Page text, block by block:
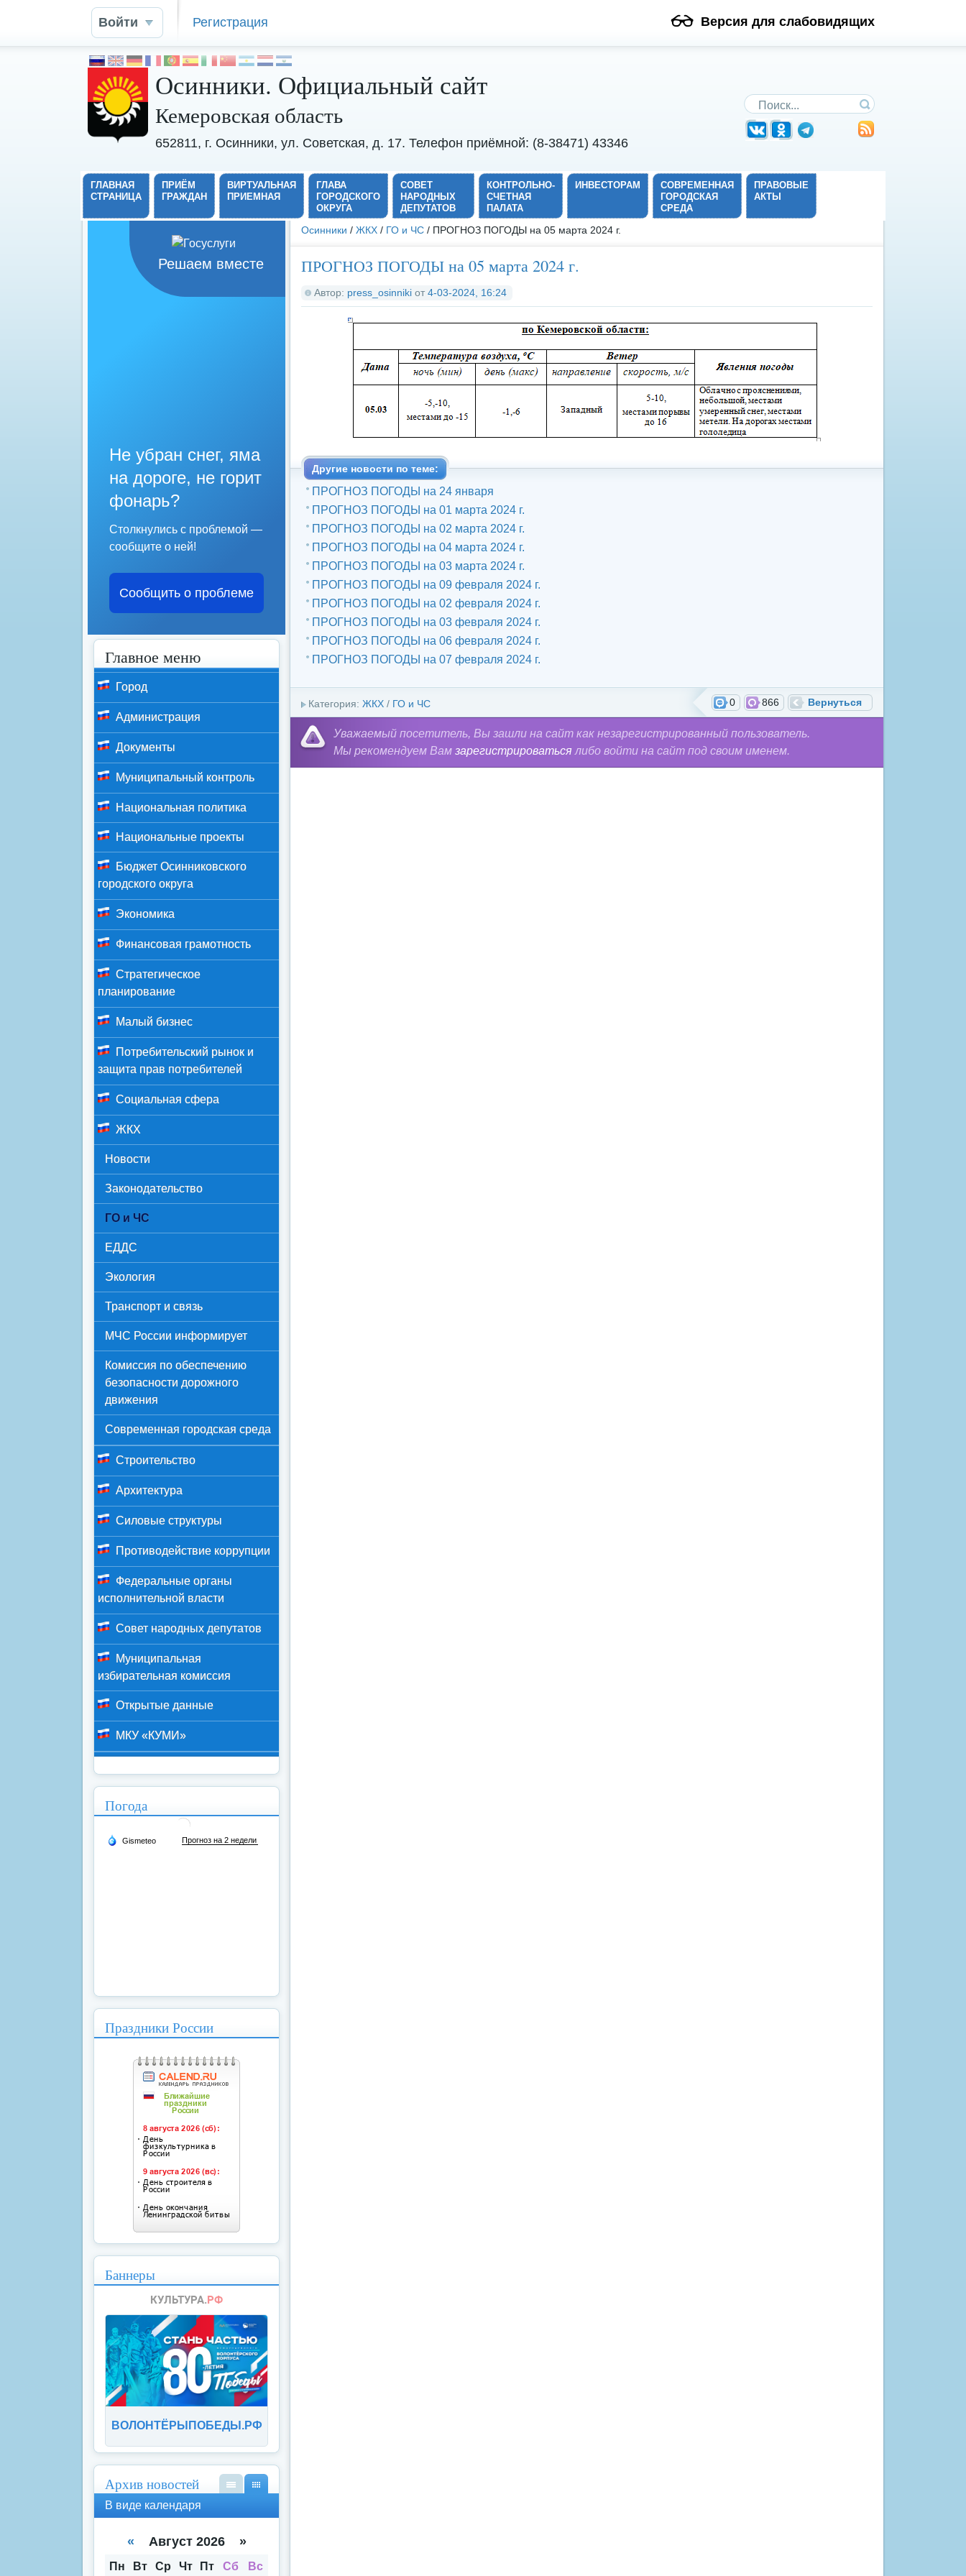
Версия для слабовидящих
Войти Регистрация
Поиск по сайту
Осинники. Официальный сайт
Кемеровская область
652811, г. Осинники, ул. Советская, д. 17. Телефон приёмной: (8-38471) 43346
ГЛАВНАЯ
СТРАНИЦА
ПРИЁМ
ГРАЖДАН
ВИРТУАЛЬНАЯ
ПРИЕМНАЯ
ГЛАВА
ГОРОДСКОГО
ОКРУГА
СОВЕТ
НАРОДНЫХ
ДЕПУТАТОВ
КОНТРОЛЬНО-
СЧЕТНАЯ
ПАЛАТА
ИНВЕСТОРАМ
СОВРЕМЕННАЯ
ГОРОДСКАЯ
СРЕДА
ПРАВОВЫЕ
АКТЫ
Осинники / ЖКХ / ГО и ЧС / ПРОГНОЗ ПОГОДЫ на 05 марта 2024 г.
ПРОГНОЗ ПОГОДЫ на 05 марта 2024 г.
Автор: press_osinniki от 4-03-2024, 16:24
Другие новости по теме:
ПРОГНОЗ ПОГОДЫ на 24 января
ПРОГНОЗ ПОГОДЫ на 01 марта 2024 г.
ПРОГНОЗ ПОГОДЫ на 02 марта 2024 г.
ПРОГНОЗ ПОГОДЫ на 04 марта 2024 г.
ПРОГНОЗ ПОГОДЫ на 03 марта 2024 г.
ПРОГНОЗ ПОГОДЫ на 09 февраля 2024 г.
ПРОГНОЗ ПОГОДЫ на 02 февраля 2024 г.
ПРОГНОЗ ПОГОДЫ на 03 февраля 2024 г.
ПРОГНОЗ ПОГОДЫ на 06 февраля 2024 г.
ПРОГНОЗ ПОГОДЫ на 07 февраля 2024 г.
Вернуться
866
0
Категория: ЖКХ / ГО и ЧС
Уважаемый посетитель, Вы зашли на сайт как незарегистрированный пользователь.
Мы рекомендуем Вам зарегистрироваться либо войти на сайт под своим именем.
Решаем вместе
Не убран снег, яма
на дороге, не горит
фонарь?
Столкнулись с проблемой —
сообщите о ней!
Сообщить о проблеме
Главное меню
Город
Администрация
Документы
Муниципальный контроль
Национальная политика
Национальные проекты
Бюджет Осинниковского
городского округа
Экономика
Финансовая грамотность
Стратегическое
планирование
Малый бизнес
Потребительский рынок и
защита прав потребителей
Социальная сфера
ЖКХ
Новости
Законодательство
ГО и ЧС
ЕДДС
Экология
Транспорт и связь
МЧС России информирует
Комиссия по обеспечению
безопасности дорожного
движения
Современная городская среда
Строительство
Архитектура
Силовые структуры
Противодействие коррупции
Федеральные органы
исполнительной власти
Совет народных депутатов
Муниципальная
избирательная комиссия
Открытые данные
МКУ «КУМИ»
Погода
Праздники России
Баннеры
ВОЛОНТЁРЫПОБЕДЫ.РФ
Архив новостей
кал
аря
спи
В виде календаря
« Август 2026 »
Пн Вт Ср Чт Пт Сб Вс